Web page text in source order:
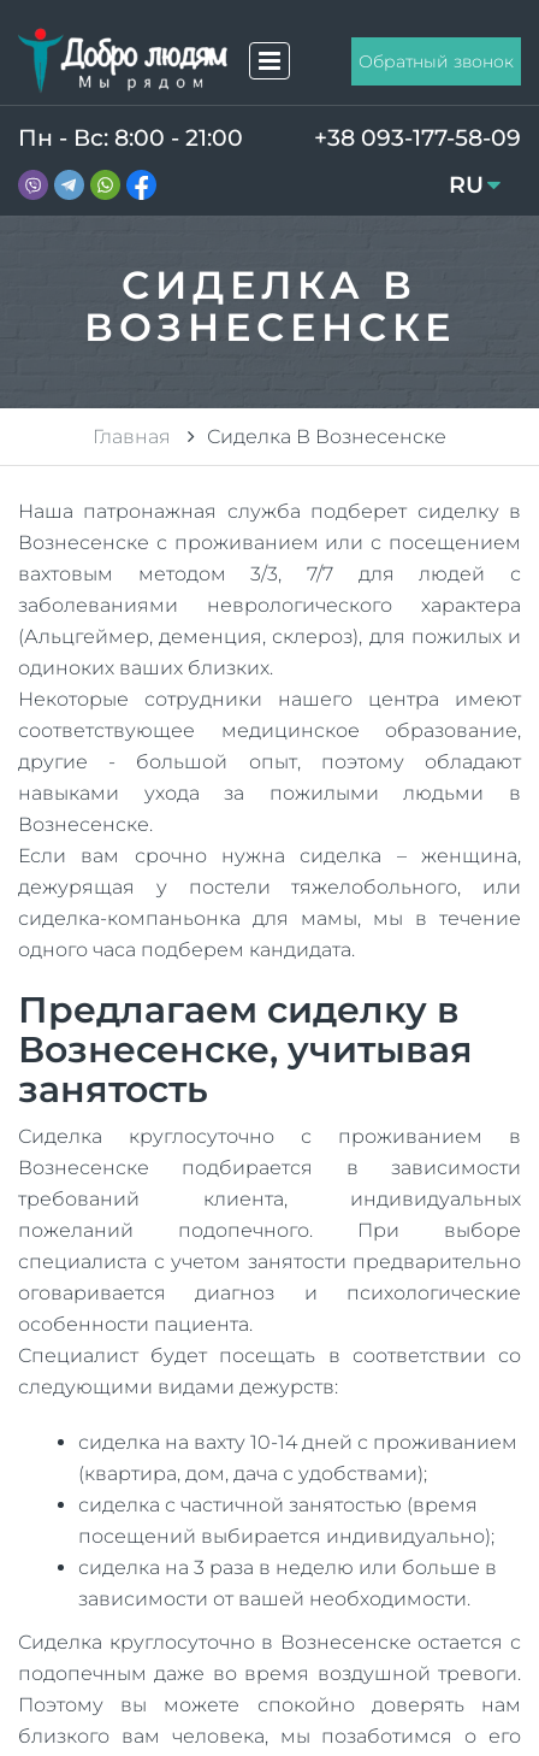
Обратный звонок
Пн - Вс: 8:00 - 21:00
+38 093-177-58-09
RU
UA
СИДЕЛКА В
ВОЗНЕСЕНСКЕ
Главная Сиделка В Вознесенске
Наша патронажная служба подберет сиделку в
Вознесенске с проживанием или с посещением
вахтовым методом 3/3, 7/7 для людей с
заболеваниями неврологического характера
(Альцгеймер, деменция, склероз), для пожилых и
одиноких ваших близких.
Некоторые сотрудники нашего центра имеют
соответствующее медицинское образование,
другие - большой опыт, поэтому обладают
навыками ухода за пожилыми людьми в
Вознесенске.
Если вам срочно нужна сиделка – женщина,
дежурящая у постели тяжелобольного, или
сиделка-компаньонка для мамы, мы в течение
одного часа подберем кандидата.
Предлагаем сиделку в
Вознесенске, учитывая
занятость
Сиделка круглосуточно с проживанием в
Вознесенске подбирается в зависимости
требований клиента, индивидуальных
пожеланий подопечного. При выборе
специалиста с учетом занятости предварительно
оговаривается диагноз и психологические
особенности пациента.
Специалист будет посещать в соответствии со
следующими видами дежурств:
сиделка на вахту 10-14 дней с проживанием
(квартира, дом, дача с удобствами);
сиделка с частичной занятостью (время
посещений выбирается индивидуально);
сиделка на 3 раза в неделю или больше в
зависимости от вашей необходимости.
Сиделка круглосуточно в Вознесенске остается с
подопечным даже во время воздушной тревоги.
Поэтому вы можете спокойно доверять нам
близкого вам человека, мы позаботимся о его